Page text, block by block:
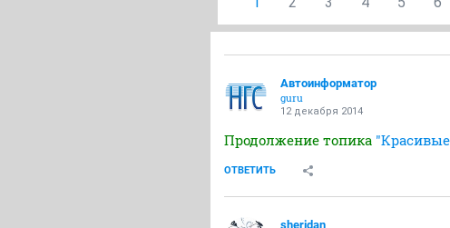
Автоинформатор
guru
12 декабря 2014
Продолжение топика
ОТВЕТИТЬ
sheridan